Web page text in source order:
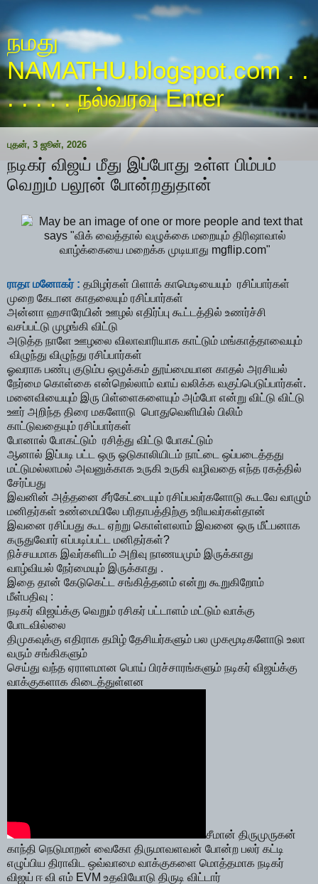
நமது
NAMATHU.blogspot.com . .
. . . . . நல்வரவு Enter
புதன், 3 ஜூன், 2026
நடிகர் விஜய் மீது இப்போது உள்ள பிம்பம்
வெறும் பலூன் போன்றதுதான்
ராதா மனோகர் : தமிழர்கள் பிளாக் காமெடியையும் ரசிப்பார்கள்
முறை கேடான காதலையும் ரசிப்பார்கள்
அன்னா ஹசாரேயின் ஊழல் எதிர்ப்பு கூட்டத்தில் உணர்ச்சி
வசப்பட்டு முழங்கி விட்டு
அடுத்த நாளே ஊழலை விலாவாரியாக காட்டும் மங்காத்தாவையும்
விழுந்து விழுந்து ரசிப்பார்கள்
ஓவராக பண்பு குடும்ப ஒழுக்கம் தூய்மையான காதல் அரசியல்
நேர்மை கொள்கை என்றெல்லாம் வாய் வலிக்க வகுப்பெடுப்பார்கள்.
மனைவியையும் இரு பிள்ளைகளையும் அம்போ என்று விட்டு விட்டு
ஊர் அறிந்த திரை மகளோடு பொதுவெளியில் பிலிம்
காட்டுவதையும் ரசிப்பார்கள்
போனால் போகட்டும் ரசித்து விட்டு போகட்டும்
ஆனால் இப்படி பட்ட ஒரு ஓடுகாலியிடம் நாட்டை ஒப்படைத்தது
மட்டுமல்லாமல் அவனுக்காக உருகி உருகி வழிவதை எந்த ரகத்தில்
சேர்ப்பது
இவனின் அத்தனை சீர்கேட்டையும் ரசிப்பவர்களோடு கூடவே வாழும்
மனிதர்கள் உண்மையிலே பரிதாபத்திற்கு உரியவர்கள்தான்
இவனை ரசிப்பது கூட ஏற்று கொள்ளலாம் இவனை ஒரு மீட்பனாக
கருதுவோர் எப்படிப்பட்ட மனிதர்கள்?
நிச்சயமாக இவர்களிடம் அறிவு நாணயமும் இருக்காது
வாழ்வியல் நேர்மையும் இருக்காது .
இதை தான் கேடுகெட்ட சங்கித்தனம் என்று கூறுகிறோம்
மீள்பதிவு :
நடிகர் விஜய்க்கு வெறும் ரசிகர் பட்டாளம் மட்டும் வாக்கு
போடவில்லை
திமுகவுக்கு எதிராக தமிழ் தேசியர்களும் பல முகமூடிகளோடு உலா
வரும் சங்கிகளும்
செய்து வந்த ஏராளமான பொய் பிரச்சாரங்களும் நடிகர் விஜய்க்கு
வாக்குகளாக கிடைத்துள்ளன
சீமான் திருமுருகன்
காந்தி நெடுமாறன் வைகோ திருமாவளவன் போன்ற பலர் கட்டி
எழுப்பிய திராவிட ஒவ்வாமை வாக்குகளை மொத்தமாக நடிகர்
விஜய் ஈ வி எம் EVM உதவியோடு திருடி விட்டார்